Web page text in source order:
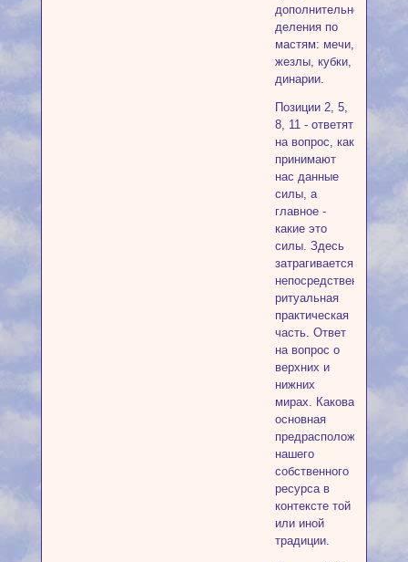
дополнительного
деления по
мастям: мечи,
жезлы, кубки,
динарии.
Позиции 2, 5,
8, 11 - ответят
на вопрос, как
принимают
нас данные
силы, а
главное -
какие это
силы. Здесь
затрагивается
непосредственно
ритуальная
практическая
часть. Ответ
на вопрос о
верхних и
нижних
мирах. Какова
основная
предрасположенность
нашего
собственного
ресурса в
контексте той
или иной
традиции.